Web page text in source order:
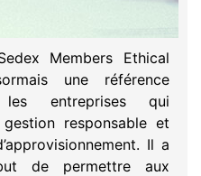
Members Ethical
une référence
les entreprises qui
responsable et
Il a
de permettre aux